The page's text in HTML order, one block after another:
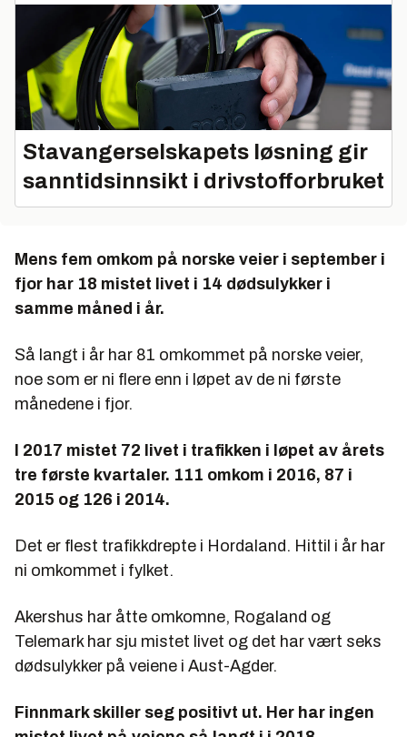
Stavangerselskapets løsning gir
sanntidsinnsikt i drivstofforbruket
Mens fem omkom på norske veier i september i
fjor har 18 mistet livet i 14 dødsulykker i
samme måned i år.
Så langt i år har 81 omkommet på norske veier,
noe som er ni flere enn i løpet av de ni første
månedene i fjor.
I 2017 mistet 72 livet i trafikken i løpet av årets
tre første kvartaler. 111 omkom i 2016, 87 i
2015 og 126 i 2014.
Det er flest trafikkdrepte i Hordaland. Hittil i år har
ni omkommet i fylket.
Akershus har åtte omkomne, Rogaland og
Telemark har sju mistet livet og det har vært seks
dødsulykker på veiene i Aust-Agder.
Finnmark skiller seg positivt ut. Her har ingen